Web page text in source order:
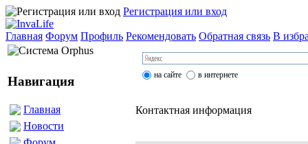
Регистрация или вход
Главная Форум Профиль Рекомендовать Обратная связь В
Навигация
Главная
Новости
на сайте в интернете
Контактная информация